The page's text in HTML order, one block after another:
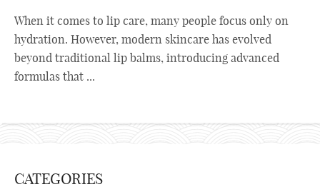
When it comes to lip care, many people focus only on
hydration. However, modern skincare has evolved
beyond traditional lip balms, introducing advanced
formulas that ...
CATEGORIES